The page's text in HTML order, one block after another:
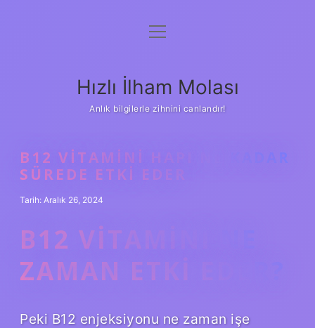
Anasayfa
Yasal Uyarı
menüyü
Hızlı İlham Molası
Anlık bilgilerle zihnini canlandır!
B12 VITAMINI HAPI NE KADAR
SÜREDE ETKI EDER
Tarih: Aralık 26, 2024
B12 VITAMINI NE
ZAMAN ETKI EDER?
Peki B12 enjeksiyonu ne zaman işe